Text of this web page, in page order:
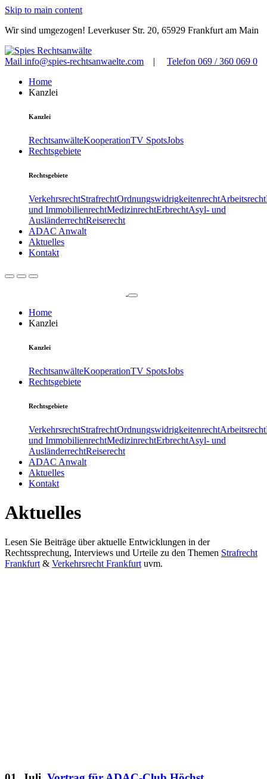
Skip to main content
Wir sind umgezogen! Leverkuser Str. 20, 65929 Frankfurt am Main
Mail info@spies-rechtsanwaelte.com | Telefon 069 / 360 069 0
Home
Kanzlei
Kanzlei
RechtsanwälteKooperationTV SpotsJobs
Rechtsgebiete
Rechtsgebiete
VerkehrsrechtStrafrechtOrdnungswidrigkeitenrechtArbeitsrecht
und ImmobilienrechtMedizinrechtErbrechtAsyl- und
AusländerrechtReiserecht
ADAC Anwalt
Aktuelles
Kontakt
Home
Kanzlei
Kanzlei
RechtsanwälteKooperationTV SpotsJobs
Rechtsgebiete
Rechtsgebiete
VerkehrsrechtStrafrechtOrdnungswidrigkeitenrechtArbeitsrecht
und ImmobilienrechtMedizinrechtErbrechtAsyl- und
AusländerrechtReiserecht
ADAC Anwalt
Aktuelles
Kontakt
Aktuelles
Lesen Sie Beiträge über aktuelle Entwicklungen in der
Rechtssprechung, Interviews und Urteile zu den Themen Strafrecht
Frankfurt & Verkehrsrecht Frankfurt uvm.